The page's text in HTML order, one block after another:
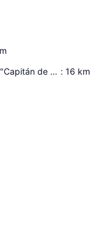
Aeropuerto Internacional Laguna del Sauce "Capitán de Corbeta Carlos Curbelo" : 16 km